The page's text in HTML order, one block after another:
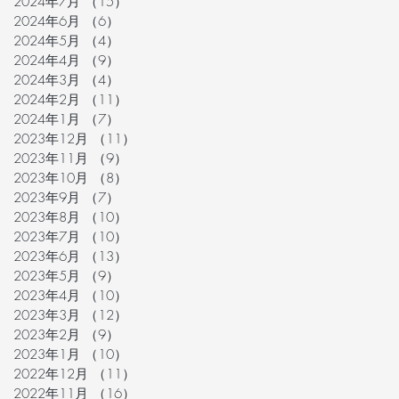
2024年6月
（6）
2024年5月
（4）
2024年4月
（9）
2024年3月
（4）
2024年2月
（11）
2024年1月
（7）
2023年12月
（11）
2023年11月
（9）
2023年10月
（8）
2023年9月
（7）
2023年8月
（10）
2023年7月
（10）
2023年6月
（13）
2023年5月
（9）
2023年4月
（10）
2023年3月
（12）
2023年2月
（9）
2023年1月
（10）
2022年12月
（11）
2022年11月
（16）